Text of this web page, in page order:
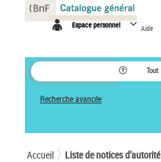
Espace personnel Aide
Tout
Recherche avancée
Accueil Liste de notices d’autorité
Panneau de gestion des cookies